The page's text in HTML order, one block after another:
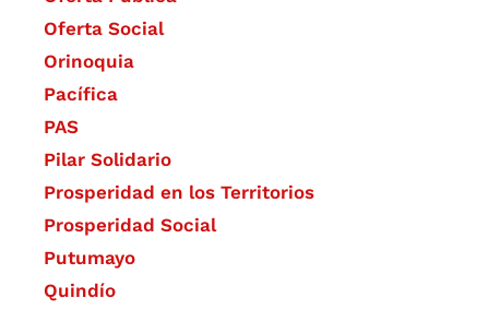
Oferta Social​​
Orinoquia
Pacífica
PAS
Pilar Solidario
Prosperidad en los Territorios
Prosperidad Social
Putumayo
Quindío